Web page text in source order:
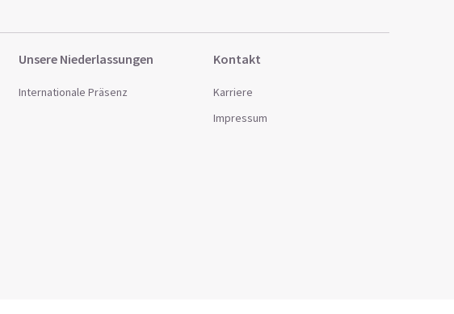
Unsere Niederlassungen
Internationale Präsenz
Kontakt
Karriere
Impressum